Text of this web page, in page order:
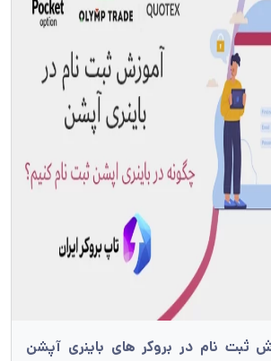
ثبت نام در بروکر های باینری آپشن